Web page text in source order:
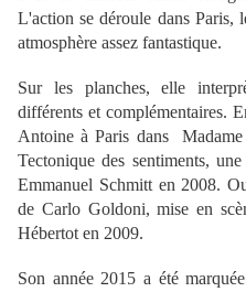
L'action se déroule dans Paris,
atmosphère assez fantastique.
Sur les planches, elle
différents et complémentaires.
Antoine à Paris dans
Tectonique des sentiments,
Emmanuel Schmitt en 2008.
de Carlo Goldoni, mise en
Hébertot en 2009.
Son année 2015 a été